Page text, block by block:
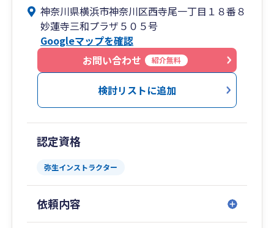
【ＤＸ、デジタル化を支援します】
アナログのままで高い生産性は望めません。パソ
コン、サーバー等の導入、メール、Zoom、ネッ
トバンキング、csv 、pdfでペーパーレス化、メモ
リー増設、電子申告、ダイレクト納付、Webサイ
ト、動画制作、AI活用などに応えます。
丸投げ記帳代行では経理経営ノウハウを蓄積でき
ません。自計化なら速やかな資金調達が可能とな
る他、資金繰りの要の売掛金管理や粗利管理、支
払遅延による信用低下を防ぐ決済管理にも有効で
す。簿記（仕訳）を知らなくも使える会計ソフト
で始めれば税務上も有利です。
神奈川県横浜市神奈川区西寺尾一丁目１８番８
妙蓮寺三和プラザ５０５号
Googleマップを確認
お問い合わせ
紹介無料
検討リストに追加
認定資格
弥生インストラクター
依頼内容